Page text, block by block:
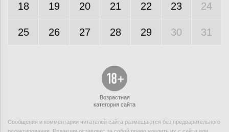
18 19 20 21 22 23 24
25 26 27 28 29 30 31
Возрастная
категория сайта
Сообщения и комментарии читателей сайта размещаются без предварительного